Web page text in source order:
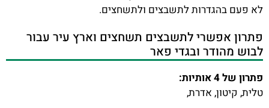
לא פעם בהגדרות לתשבצים ולתשחצים.
פתרון אפשרי לתשבצים תשחצים וארץ עיר עבור
לבוש מהודר ובגדי פאר
פתרון של 4 אותיות:
טלית, קיטון, אדרת,